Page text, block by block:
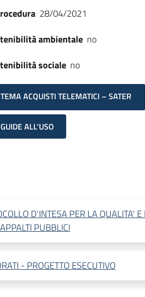
28/04/2021
ambientale no
sociale no
ACQUISTI TELEMATICI – SATER
ALL'USO
D'INTESA PER LA QUALITA'
PUBBLICI
- PROGETTO ESECUTIVO